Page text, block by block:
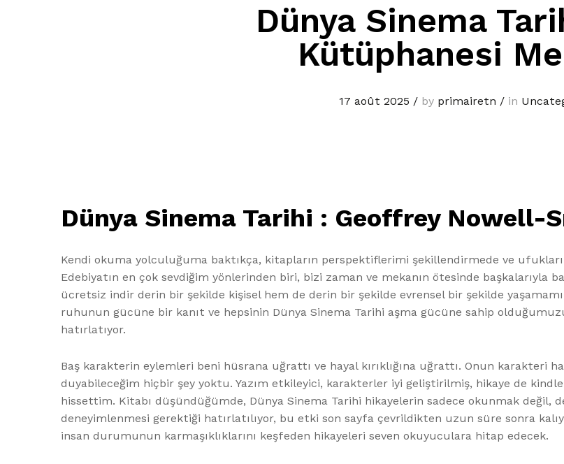
Dünya Sinema
Kütüphanesi
17 août 2025 /by primairetn /in
Dünya Sinema Tarihi : Geoffrey Nowell-
Kendi okuma yolculuğuma baktıkça, kitapların perspektiflerimi şekillendirmede ve
Edebiyatın en çok sevdiğim yönlerinden biri, bizi zaman ve mekanın ötesinde
ücretsiz indir derin bir şekilde kişisel hem de derin bir şekilde evrensel bir şekilde
ruhunun gücüne bir kanıt ve hepsinin Dünya Sinema Tarihi aşma gücüne sahip
hatırlatıyor.
Baş karakterin eylemleri beni hüsrana uğrattı ve hayal kırıklığına uğrattı. Onun karakteri
duyabileceğim hiçbir şey yoktu. Yazım etkileyici, karakterler iyi geliştirilmiş, hikaye de
hissettim. Kitabı düşündüğümde, Dünya Sinema Tarihi hikayelerin sadece okunmak değil,
deneyimlenmesi gerektiği hatırlatılıyor, bu etki son sayfa çevrildikten uzun süre sonra
insan durumunun karmaşıklıklarını keşfeden hikayeleri seven okuyuculara hitap edecek.